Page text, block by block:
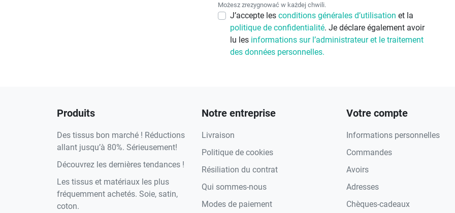
Możesz zrezygnować w każdej chwili.
J’accepte les conditions générales d’utilisation et la
politique de confidentialité. Je déclare également avoir
lu les informations sur l’administrateur et le traitement
des données personnelles.
Produits
Des tissus bon marché ! Réductions
allant jusqu’à 80%. Sérieusement!
Découvrez les dernières tendances !
Les tissus et matériaux les plus
fréquemment achetés. Soie, satin,
coton.
Notre entreprise
Livraison
Politique de cookies
Résiliation du contrat
Qui sommes-nous
Modes de paiement
Votre compte
Informations personnelles
Commandes
Avoirs
Adresses
Chèques-cadeaux